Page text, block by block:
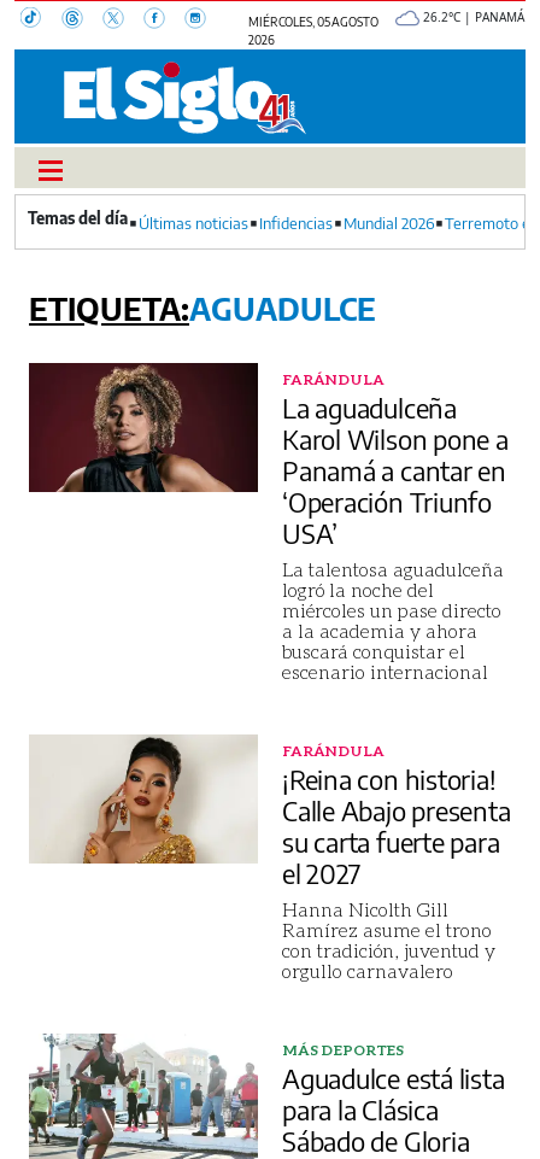
MIÉRCOLES, 05 AGOSTO
2026
26.2°C | PANAMÁ
Últimas noticias Infidencias Mundial 2026 Terremoto
AGUADULCE
FARÁNDULA
La aguadulceña
Karol Wilson pone a
Panamá a cantar en
‘Operación Triunfo
USA’
La talentosa aguadulceña
logró la noche del
miércoles un pase directo
a la academia y ahora
buscará conquistar el
escenario internacional
FARÁNDULA
¡Reina con historia!
Calle Abajo presenta
su carta fuerte para
el 2027
Hanna Nicolth Gill
Ramírez asume el trono
con tradición, juventud y
orgullo carnavalero
MÁS DEPORTES
Aguadulce está lista
para la Clásica
Sábado de Gloria